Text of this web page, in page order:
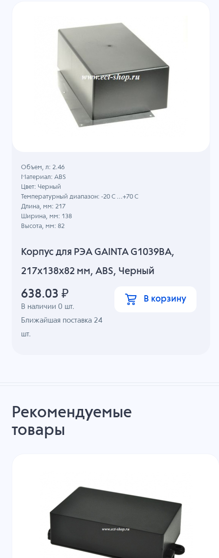
Корпус для РЭА GAINTA G1039BA,
217x138x82 мм, ABS, Черный
В наличии0 шт.
Ближайшая поставка 24
шт.
Объем, л: 2.46
Материал: ABS
Цвет: Черный
Температурный диапазон: -20 C ...+70 C
Длина, мм: 217
Ширина, мм: 138
Высота, мм: 82
638.03 ₽ В корзину
Рекомендуемые
товары